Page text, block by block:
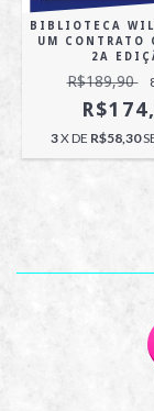
BIBLIOTECA
UM CONTRATO
2A
R$189,90
3X DE R$58,30